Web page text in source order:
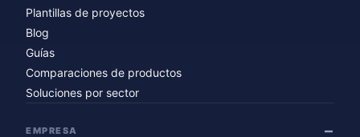
Plantillas de proyectos
Blog
Guías
Comparaciones de productos
Soluciones por sector
EMPRESA